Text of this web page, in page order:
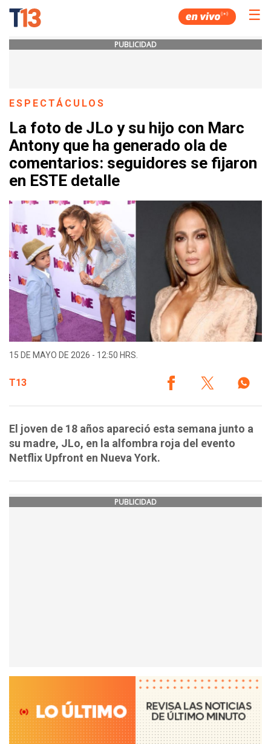
☰
PUBLICIDAD
ESPECTÁCULOS
La foto de JLo y su hijo con Marc
Antony que ha generado ola de
comentarios: seguidores se fijaron
en ESTE detalle
15 DE MAYO DE 2026 - 12:50 HRS.
T13
El joven de 18 años apareció esta semana junto a
su madre, JLo, en la alfombra roja del evento
Netflix Upfront en Nueva York.
PUBLICIDAD